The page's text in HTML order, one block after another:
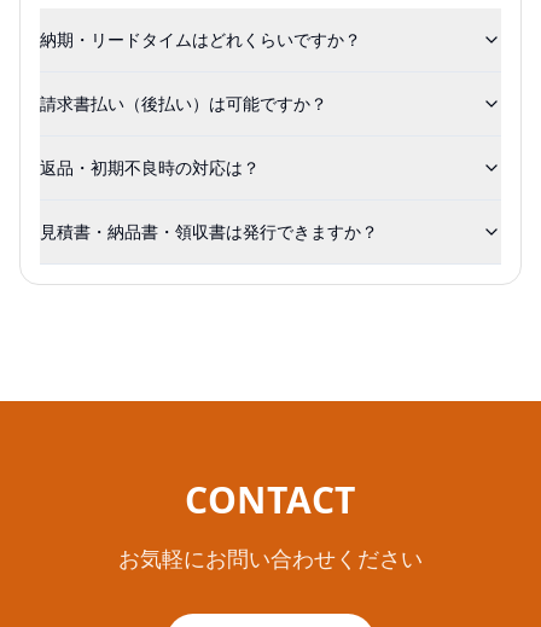
納期・リードタイムはどれくらいですか？
請求書払い（後払い）は可能ですか？
返品・初期不良時の対応は？
見積書・納品書・領収書は発行できますか？
CONTACT
お気軽にお問い合わせください